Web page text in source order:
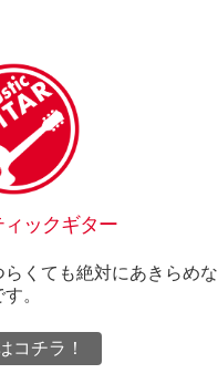
ックギター
くても絶対にあきらめな
。
コチラ！